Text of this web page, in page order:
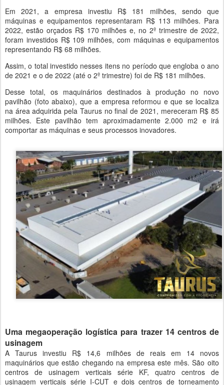
Em 2021, a empresa investiu R$ 181 milhões, sendo que
máquinas e equipamentos representaram R$ 113 milhões. Para
2022, estão orçados R$ 170 milhões e, no 2º trimestre de 2022,
foram investidos R$ 109 milhões, com máquinas e equipamentos
representando R$ 68 milhões.
Assim, o total investido nesses itens no período que engloba o ano
de 2021 e o de 2022 (até o 2º trimestre) foi de R$ 181 milhões.
Desse total, os maquinários destinados à produção no novo
pavilhão (foto abaixo), que a empresa reformou e que se localiza
na área adquirida pela Taurus no final de 2021, mereceram R$ 85
milhões. Este pavilhão tem aproximadamente 2.000 m2 e irá
comportar as máquinas e seus processos inovadores.
Uma megaoperação logística para trazer 14 centros de
usinagem
A Taurus investiu R$ 14,6 milhões de reais em 14 novos
maquinários que estão chegando na empresa este mês. São oito
centros de usinagem verticais série KF, quatro centros de
usinagem verticais série I-CUT e dois centros de torneamento